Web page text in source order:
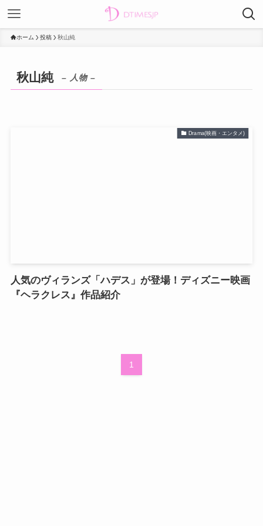
ホーム 投稿 秋山純
秋山純 – 人物 –
Drama(映画・エンタメ)
人気のヴィランズ「ハデス」が登場！ディズニー映画
『ヘラクレス』作品紹介
1